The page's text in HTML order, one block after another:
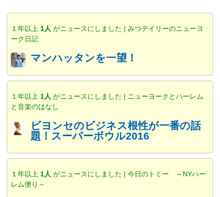
１年以上 1人 がニュースにしました | みつデイリーのニューヨ
ーク日記
マンハッタンを一望！
１年以上 1人 がニュースにしました | ニューヨークとハーレム
と音楽のはなし
ビヨンセのビジネス根性が一番の話
題！スーパーボウル2016
１年以上 1人 がニュースにしました | 今日のトミー ～NYハー
レム便り～